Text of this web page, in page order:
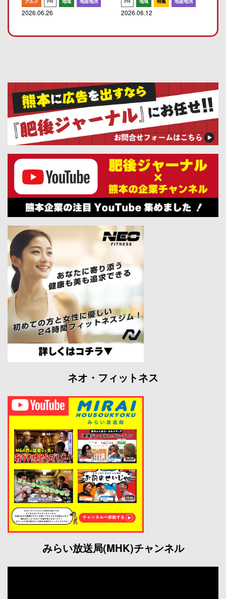
2026.06.26 2026.06.12
ネオ・フィットネス
みらい放送局(MHK)チャンネル